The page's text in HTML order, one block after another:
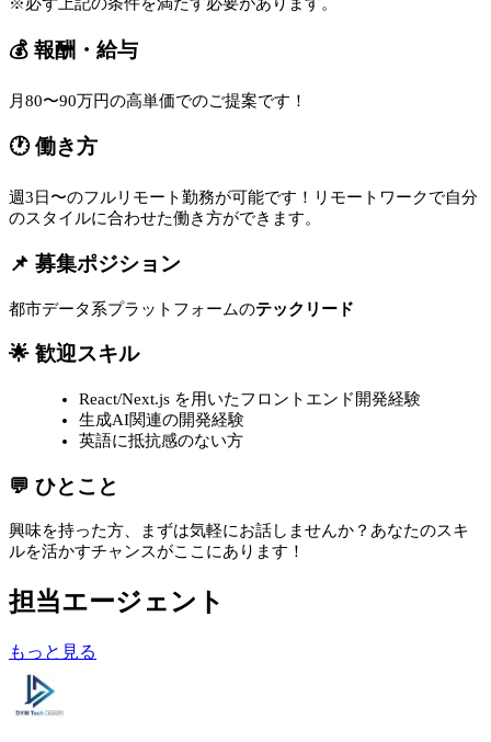
※必ず上記の条件を満たす必要があります。
💰 報酬・給与
月80〜90万円の高単価でのご提案です！
🕐 働き方
週3日〜のフルリモート勤務が可能です！リモートワークで自分
のスタイルに合わせた働き方ができます。
📌 募集ポジション
都市データ系プラットフォームのテックリード
🌟 歓迎スキル
React/Next.js を用いたフロントエンド開発経験
生成AI関連の開発経験
英語に抵抗感のない方
💬 ひとこと
興味を持った方、まずは気軽にお話しませんか？あなたのスキ
ルを活かすチャンスがここにあります！
担当エージェント
もっと見る